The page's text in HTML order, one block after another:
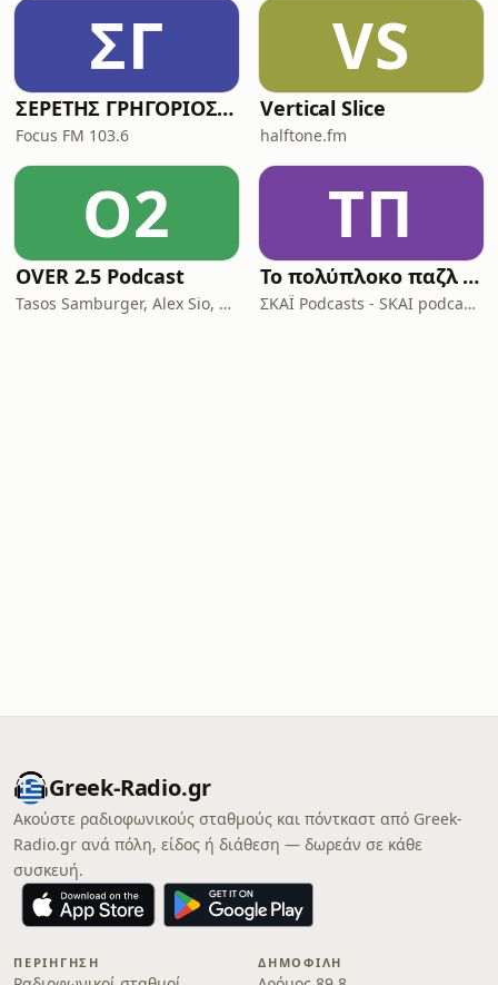
ΣΓ
ΣΕΡΕΤΗΣ ΓΡΗΓΟΡΙΟΣ - ΚΟΝΤΡΑ ΣΤΟ ΣΥΣΤΗΜΑ
Focus FM 103.6
VS
Vertical Slice
halftone.fm
O2
OVER 2.5 Podcast
Tasos Samburger, Alex Sio, Monkey Bros
ΤΠ
Το πολύπλοκο παζλ της Ινδοευρωπαϊκής γλώσσας
ΣΚΑΪ Podcasts - SKAI podcasts
Greek-Radio.gr
Ακούστε ραδιοφωνικούς σταθμούς και πόντκαστ από Greek-
Radio.gr ανά πόλη, είδος ή διάθεση — δωρεάν σε κάθε
συσκευή.
ΠΕΡΙΉΓΗΣΗ ΔΗΜΟΦΙΛΉ